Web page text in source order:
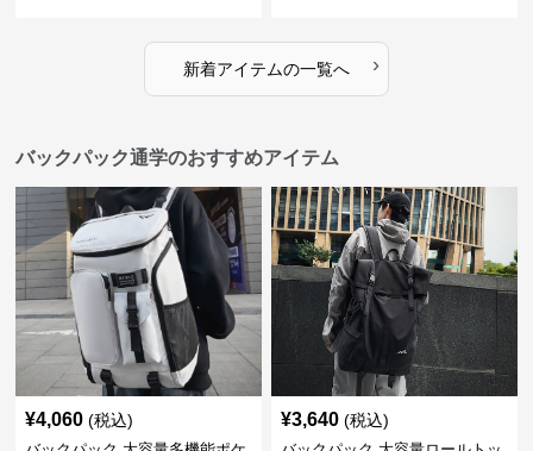
新着アイテムの一覧へ ›
バックパック通学のおすすめアイテム
¥4,060 (税込) ¥3,640 (税込)